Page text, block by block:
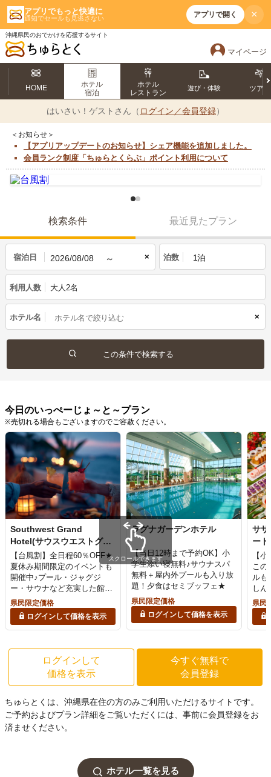
アプリでもっと快適に
通知でセールも見逃さない アプリで開く ×
沖縄県民のおでかけを応援するサイト
マイページ
HOME
ホテル
宿泊
ホテル
レストラン
遊び・体験 ツアー
はいさい！ ゲストさん（ ログイン／会員登録）
＜お知らせ＞
【アプリアップデートのお知らせ】シェア機能を追加しました。
会員ランク制度「ちゅらとくらぶ」ポイント利用について
検索条件 最近見たプラン
宿泊日 × 泊数
利用人数 大人2名
ホテル名 ×
今日のいっぺーじょ～と～プラン
※売切れる場合もございますのでご容赦ください。
Southwest Grand
Hotel(サウスウエストグラ
ンドホテル)
【台風割】全日程60％OFF★
夏休み期間限定のイベントも
開催中♪プール・ジャグジ
ー・サウナなど充実した館内
施設を満喫！小学生添い寝無
料◎｜15時イン／12時アウト
（朝食付）
県民限定価格
ログインして価格を表示
ラグナガーデンホテル
【当日12時まで予約OK】小
学生添い寝無料♪サウナスパ
無料＋屋内外プールも入り放
題！夕食はセミブッフェ★
県民限定価格
ログインして価格を表示
サザ
ー
【
こ
ルも
し
フェ
1台
県民
スクロールできます
ログインして
価格を表示
今すぐ無料で
会員登録
ちゅらとくは、沖縄県在住の方のみご利用いただけるサイトです。
ご予約およびプラン詳細をご覧いただくには、事前に会員登録をお
済ませください。
ホテル一覧を見る